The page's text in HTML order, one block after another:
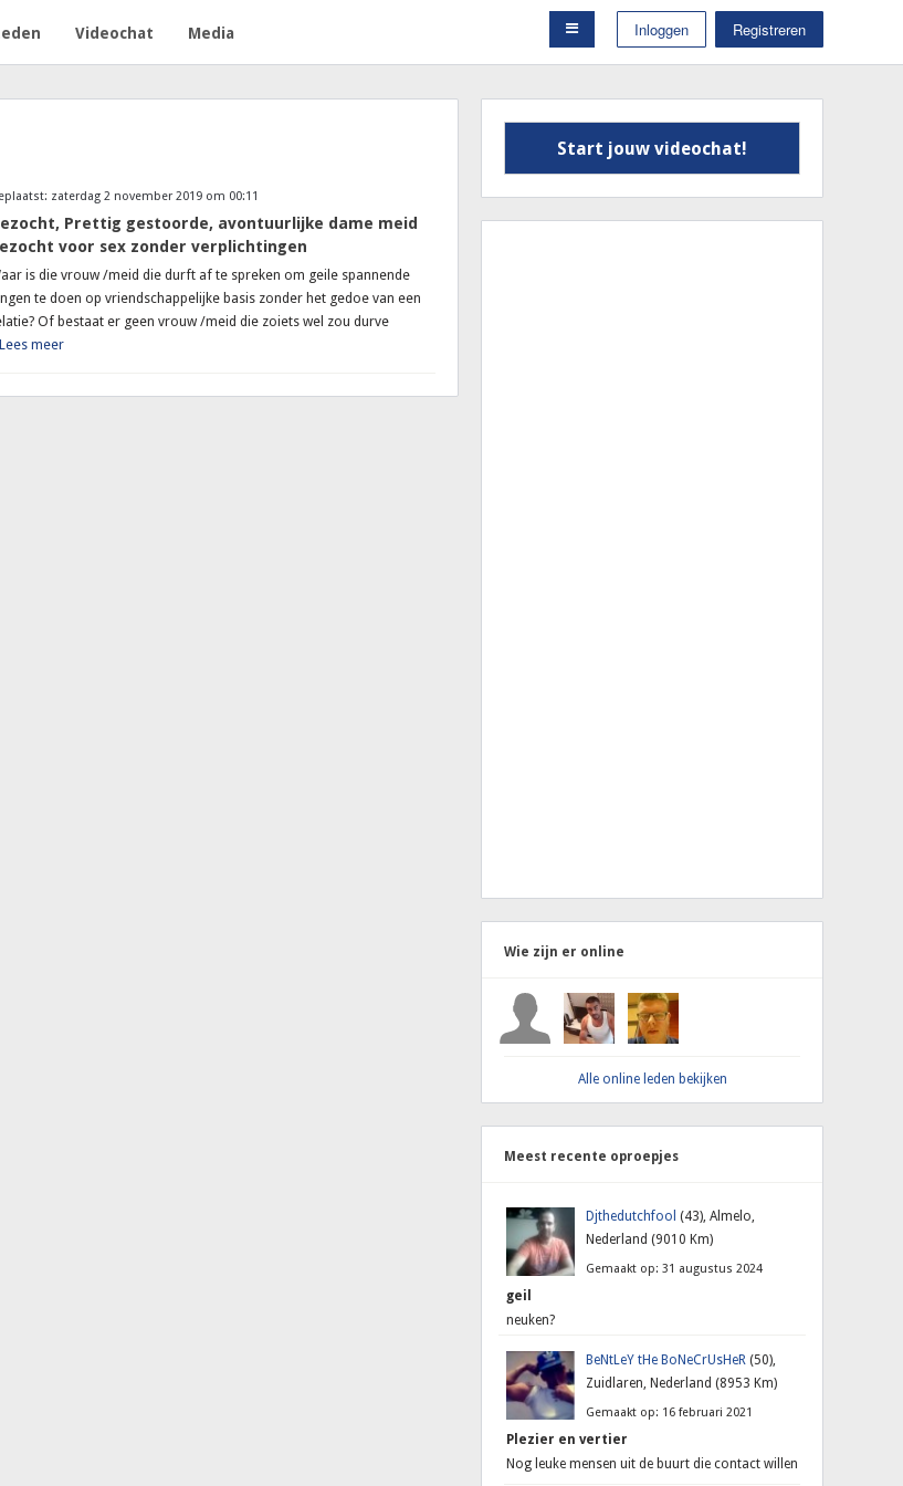
Videochat Media Inloggen Registreren
zaterdag 2 november 2019 om 00:11
Prettig gestoorde, avontuurlijke dame meid
voor sex zonder verplichtingen
is die vrouw /meid die durft af te spreken om geile spannende
te doen op vriendschappelijke basis zonder het gedoe van een
Of bestaat er geen vrouw /meid die zoiets wel zou durve
meer
Start jouw videochat!
Wie zijn er online
Alle online leden bekijken
Meest recente oproepjes
Djthedutchfool (43), Almelo,
Nederland (9010 Km)
Gemaakt op: 31 augustus 2024
geil
neuken?
BeNtLeY tHe BoNeCrUsHeR (50),
Zuidlaren, Nederland (8953 Km)
Gemaakt op: 16 februari 2021
Plezier en vertier
Nog leuke mensen uit de buurt die contact willen